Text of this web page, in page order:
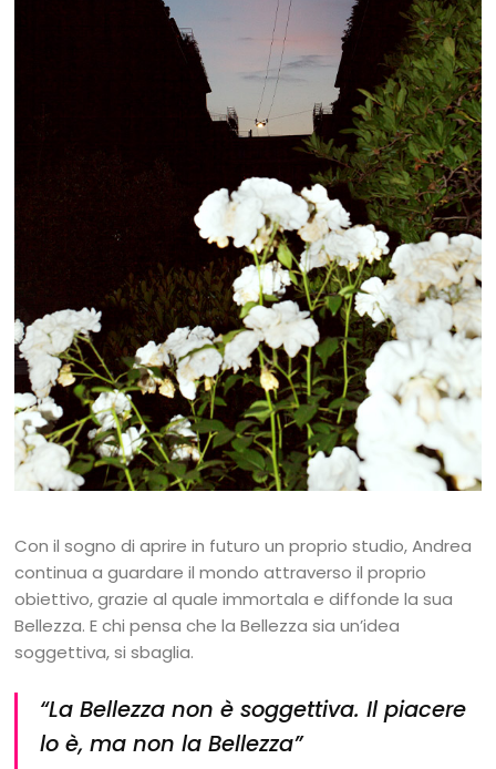
Con il sogno di aprire in futuro un proprio studio, Andrea
continua a guardare il mondo attraverso il proprio
obiettivo, grazie al quale immortala e diffonde la sua
Bellezza. E chi pensa che la Bellezza sia un’idea
soggettiva, si sbaglia.
“La Bellezza non è soggettiva. Il piacere
lo è, ma non la Bellezza”